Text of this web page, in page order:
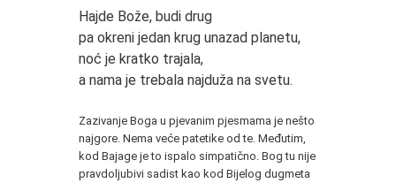
Hajde Bože, budi drug
pa okreni jedan krug unazad planetu,
noć je kratko trajala,
a nama je trebala najduža na svetu.
Zazivanje Boga u pjevanim pjesmama je nešto
najgore. Nema veće patetike od te. Međutim,
kod Bajage je to ispalo simpatično. Bog tu nije
pravdoljubivi sadist kao kod Bijelog dugmeta